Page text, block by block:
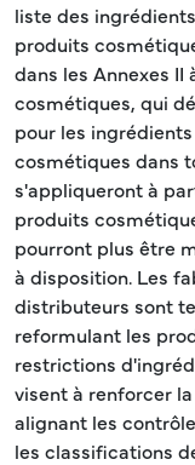
liste des
produits
dans les Annexes II
cosmétiques, qui
pour les
cosmétiques dans
s'appliqueront à
produits
pourront plus être
à disposition. Les
distributeurs sont
reformulant les
restrictions
visent à renforcer
alignant les
les classifications